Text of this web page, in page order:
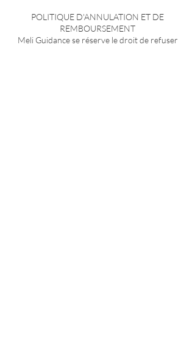
POLITIQUE D'ANNULATION ET DE
REMBOURSEMENT
Meli Guidance se réserve le droit de refuser